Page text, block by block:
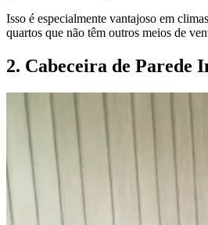
Isso é especialmente vantajoso em
quartos que não têm outros meios de
2. Cabeceira de Parede